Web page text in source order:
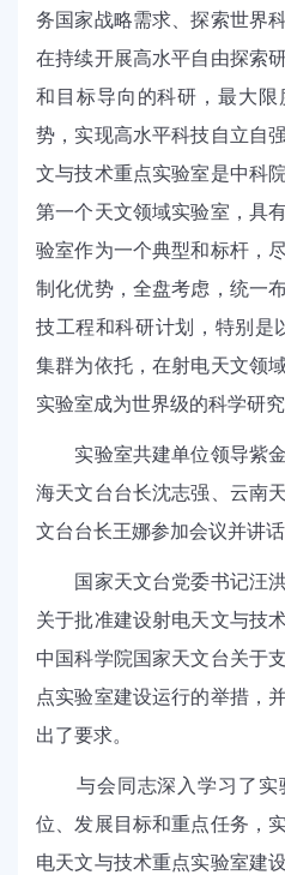
务国家战略需求、探索世界
在持续开展高水平自由探索
和目标导向的科研，最大
势，实现高水平科技自立自
文与技术重点实验室是中科
第一个天文领域实验室，具
验室作为一个典型和标杆，
制化优势，全盘考虑，统一
技工程和科研计划，特别是
集群为依托，在射电天文领
实验室成为世界级的科学研究
实验室共建单位领导紫
海天文台台长沈志强、云南
文台台长王娜参加会议并讲话
国家天文台党委书记汪
关于批准建设射电天文与技
中国科学院国家天文台关于
点实验室建设运行的举措，
出了要求。
与会同志深入学习了
位、发展目标和重点任务，
电天文与技术重点实验室建